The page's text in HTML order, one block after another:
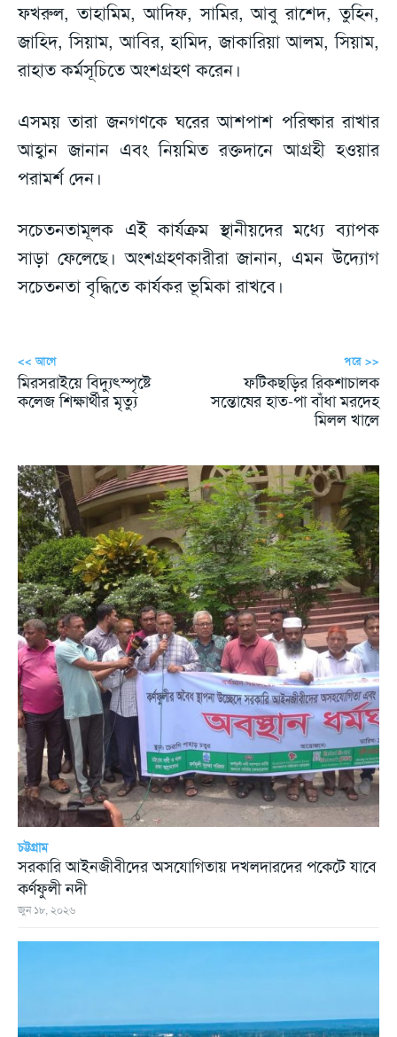
ফখরুল, তাহামিম, আদিফ, সামির, আবু রাশেদ, তুহিন,
জাহিদ, সিয়াম, আবির, হামিদ, জাকারিয়া আলম, সিয়াম,
রাহাত কর্মসূচিতে অংশগ্রহণ করেন।
এসময় তারা জনগণকে ঘরের আশপাশ পরিষ্কার রাখার
আহ্বান জানান এবং নিয়মিত রক্তদানে আগ্রহী হওয়ার
পরামর্শ দেন।
সচেতনতামূলক এই কার্যক্রম স্থানীয়দের মধ্যে ব্যাপক
সাড়া ফেলেছে। অংশগ্রহণকারীরা জানান, এমন উদ্যোগ
সচেতনতা বৃদ্ধিতে কার্যকর ভূমিকা রাখবে।
<< আগে
মিরসরাইয়ে বিদ্যুৎস্পৃষ্টে
কলেজ শিক্ষার্থীর মৃত্যু
পরে >>
ফটিকছড়ির রিকশাচালক
সন্তোষের হাত-পা বাঁধা মরদেহ
মিলল খালে
চট্টগ্রাম
সরকারি আইনজীবীদের অসযোগিতায় দখলদারদের পকেটে যাবে
কর্ণফুলী নদী
জুন ১৮, ২০২৬